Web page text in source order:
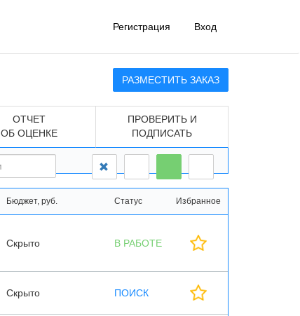
Регистрация Вход
РАЗМЕСТИТЬ ЗАКАЗ
ОТЧЕТ
ОБ ОЦЕНКЕ
ПРОВЕРИТЬ И
ПОДПИСАТЬ
Бюджет, руб. Статус Избранное
Скрыто В РАБОТЕ
Скрыто ПОИСК